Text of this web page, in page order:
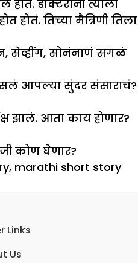
डॉक्टरांनी त्याला
होतं. तिच्या मैत्रिणी तिला
सेव्हींग, सोनंनाणं सगळं
आपल्या सुंदर संसाराचं?
झालं. आता काय होणार?
कोण घेणार?
, marathi short story
Links
Us